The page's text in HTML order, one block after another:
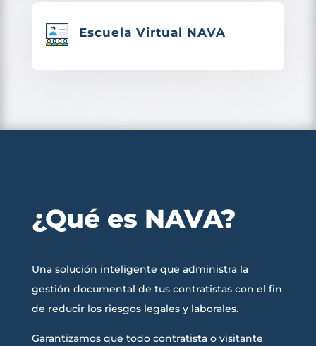
Escuela Virtual NAVA
¿Qué es NAVA?
Una solución inteligente que administra la
gestión documental de tus contratistas con el fin
de reducir los riesgos legales y laborales.
Garantizamos que todo contratista o visitante